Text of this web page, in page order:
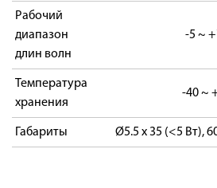
Рабочий
диапазон
длин волн
-5 ~
Температура
хранения
-40 ~
Габариты Ø5.5 x 35 (<5 Вт),